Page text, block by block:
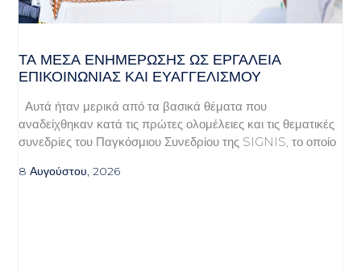
ΤΑ ΜΈΣΑ ΕΝΗΜΈΡΩΣΗΣ ΩΣ ΕΡΓΑΛΕΊΑ
ΕΠΙΚΟΙΝΩΝΊΑΣ ΚΑΙ ΕΥΑΓΓΕΛΙΣΜΟΎ
Αυτά ήταν μερικά από τα βασικά θέματα που
αναδείχθηκαν κατά τις πρώτες ολομέλειες και τις θεματικές
συνεδρίες του Παγκόσμιου Συνεδρίου της SIGNIS, το οποίο
8 Αυγούστου, 2026